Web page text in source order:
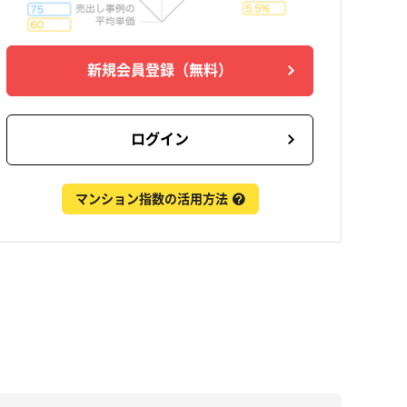
新規会員登録 （無料）
ログイン
マンション指数の活用方法